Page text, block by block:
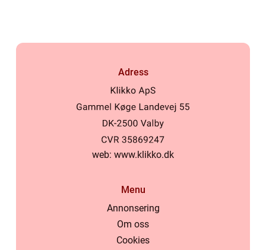
Adress
web: www.klikko.dk
Menu
Annonsering
Om oss
Cookies